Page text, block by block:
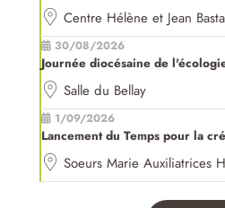
Centre Hélène et Jean
30/08/2026
Journée diocésaine de
Salle du Bellay
1/09/2026
Lancement du Temps pour la
Soeurs Marie Auxiliatrices